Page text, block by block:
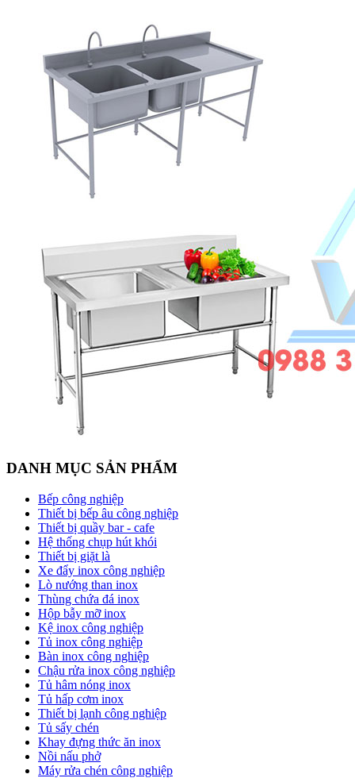
DANH MỤC SẢN PHẨM
Bếp công nghiệp
Thiết bị bếp âu công nghiệp
Thiết bị quầy bar - cafe
Hệ thống chụp hút khói
Thiết bị giặt là
Xe đẩy inox công nghiệp
Lò nướng than inox
Thùng chứa đá inox
Hộp bẫy mỡ inox
Kệ inox công nghiệp
Tủ inox công nghiệp
Bàn inox công nghiệp
Chậu rửa inox công nghiệp
Tủ hâm nóng inox
Tủ hấp cơm inox
Thiết bị lạnh công nghiệp
Tủ sấy chén
Khay đựng thức ăn inox
Nồi nấu phở
Máy rửa chén công nghiệp